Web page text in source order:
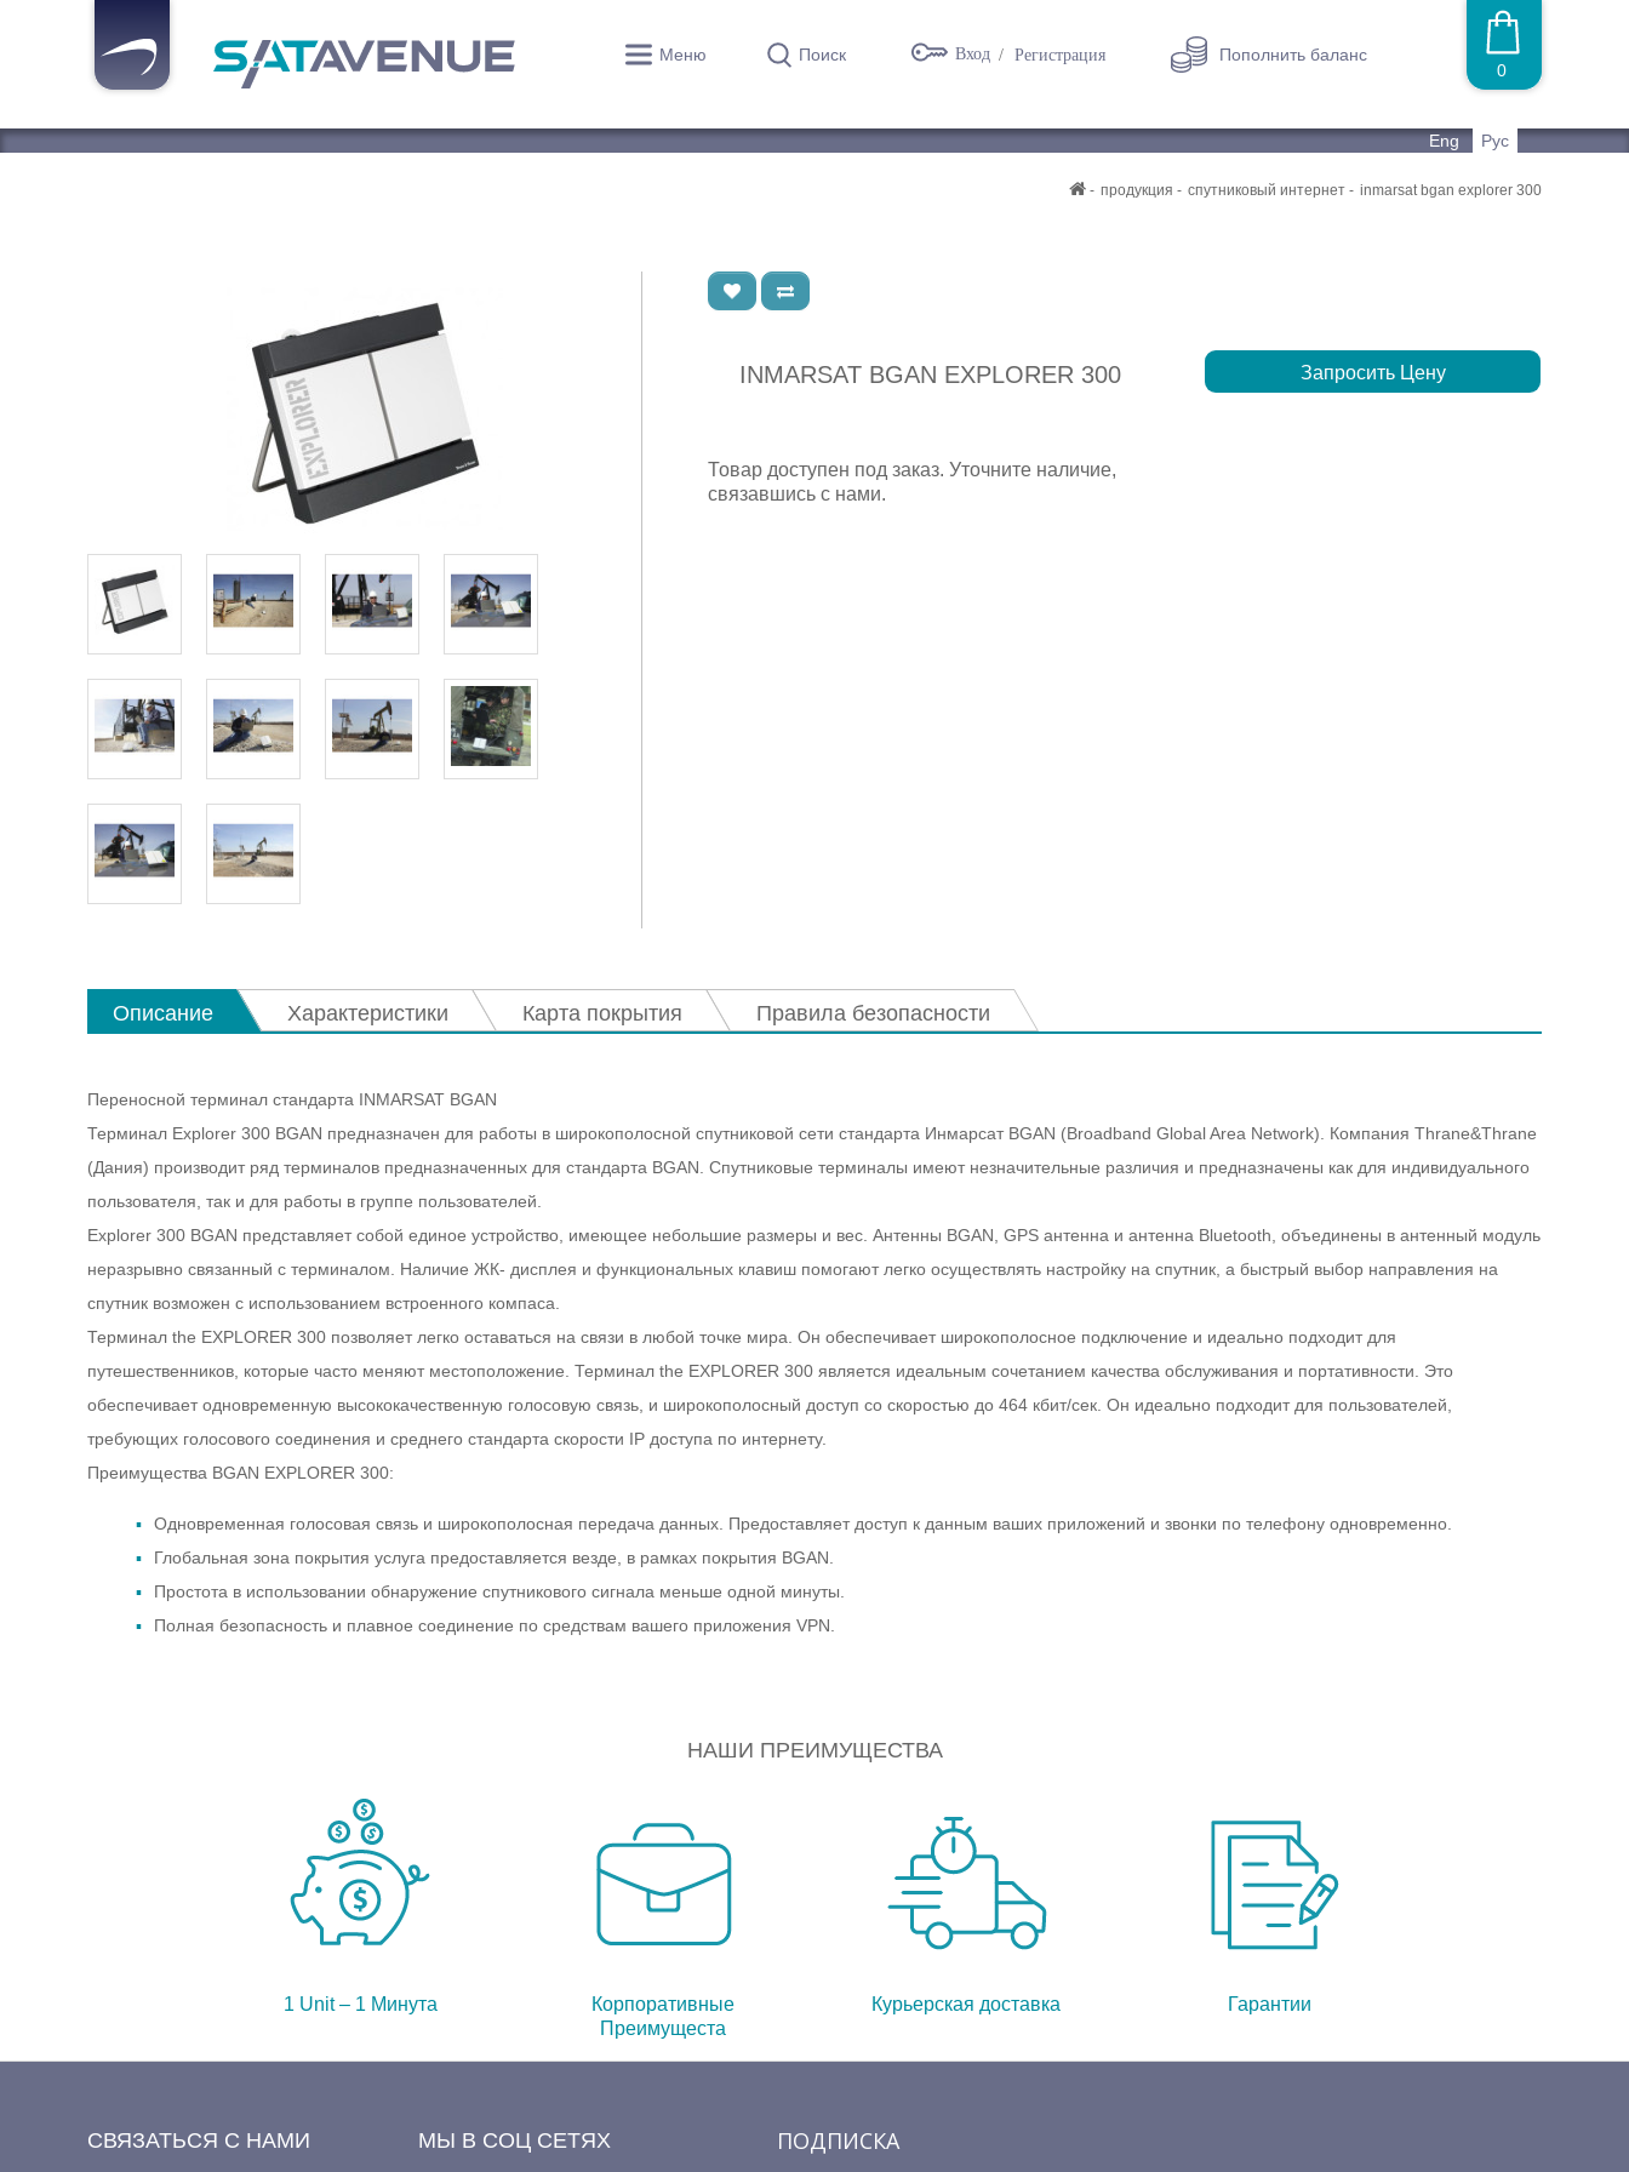
0
Меню Поиск Вход Регистрация Пополнить баланс
Eng Рус
продукция спутниковый интернет inmarsat bgan explorer 300
INMARSAT BGAN EXPLORER 300
Товар доступен под заказ. Уточните наличие,
связавшись с нами.
Запросить Цену
Описание Характеристики Карта покрытия Правила безопасности
Переносной терминал стандарта INMARSAT BGAN
Терминал Explorer 300 BGAN предназначен для работы в широкополосной спутниковой сети стандарта Инмарсат BGAN (Broadband Global Area Network). Компания Thrane&Thrane
(Дания) производит ряд терминалов предназначенных для стандарта BGAN. Спутниковые терминалы имеют незначительные различия и предназначены как для индивидуального
пользователя, так и для работы в группе пользователей.
Explorer 300 BGAN представляет собой единое устройство, имеющее небольшие размеры и вес. Антенны BGAN, GPS антенна и антенна Bluetooth, объединены в антенный модуль
неразрывно связанный с терминалом. Наличие ЖК- дисплея и функциональных клавиш помогают легко осуществлять настройку на спутник, а быстрый выбор направления на
спутник возможен с использованием встроенного компаса.
Терминал the EXPLORER 300 позволяет легко оставаться на связи в любой точке мира. Он обеспечивает широкополосное подключение и идеально подходит для
путешественников, которые часто меняют местоположение. Терминал the EXPLORER 300 является идеальным сочетанием качества обслуживания и портативности. Это
обеспечивает одновременную высококачественную голосовую связь, и широкополосный доступ со скоростью до 464 кбит/сек. Он идеально подходит для пользователей,
требующих голосового соединения и среднего стандарта скорости IP доступа по интернету.
Преимущества BGAN EXPLORER 300:
Одновременная голосовая связь и широкополосная передача данных. Предоставляет доступ к данным ваших приложений и звонки по телефону одновременно.
Глобальная зона покрытия услуга предоставляется везде, в рамках покрытия BGAN.
Простота в использовании обнаружение спутникового сигнала меньше одной минуты.
Полная безопасность и плавное соединение по средствам вашего приложения VPN.
НАШИ ПРЕИМУЩЕСТВА
1 Unit – 1 Минута
Корпоративные
Преимущеста
Курьерская доставка Гарантии
СВЯЗАТЬСЯ С НАМИ МЫ В СОЦ СЕТЯХ ПОДПИСКА